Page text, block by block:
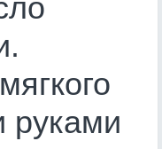
руками